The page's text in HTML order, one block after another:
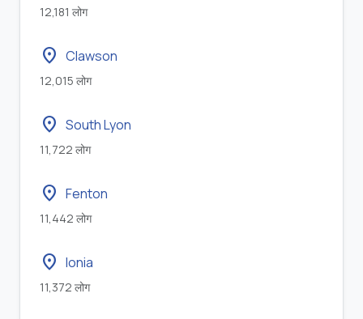
12,181 लोग
location_on Clawson
12,015 लोग
location_on South Lyon
11,722 लोग
location_on Fenton
11,442 लोग
location_on Ionia
11,372 लोग